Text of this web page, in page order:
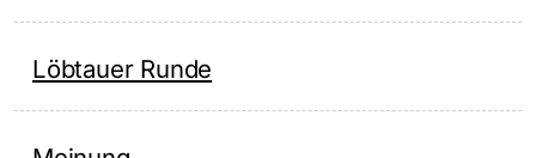
Löbtauer Runde